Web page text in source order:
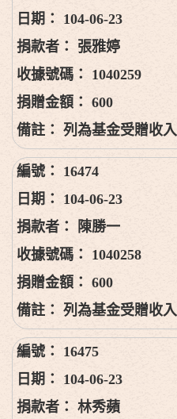
104-06-23
張雅婷
1040259
600
列為基金受贈收入
16474
104-06-23
陳勝一
1040258
600
列為基金受贈收入
16475
104-06-23
林秀蘋